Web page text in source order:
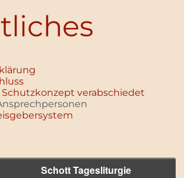
verabschiedet
Schott Tagesliturgie